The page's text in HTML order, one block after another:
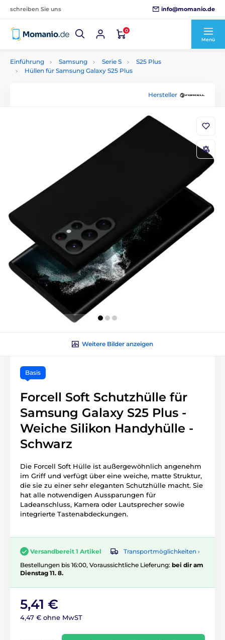
schreiben Sie uns info@momanio.de
0
Menü
Einführung Samsung Serie S
S25 Plus
Hüllen für Samsung Galaxy S25 Plus
Hersteller
Weitere Bilder anzeigen
Basis
Forcell Soft Schutzhülle für
Samsung Galaxy S25 Plus -
Weiche Silikon Handyhülle -
Schwarz
Die Forcell Soft Hülle ist außergewöhnlich angenehm
im Griff und verfügt über eine weiche, matte Struktur,
die sie zu einer sehr eleganten Schutzhülle macht. Sie
hat alle notwendigen Aussparungen für
Ladeanschluss, Kamera oder Lautsprecher sowie
integrierte Tastenabdeckungen.
Versandbereit 1 Artikel
Transportmöglichkeiten ›
Bestellungen bis 16:00, Voraussichtliche Lieferung: bei dir am
Dienstag 11. 8.
5,41 €
4,47 € ohne MwST